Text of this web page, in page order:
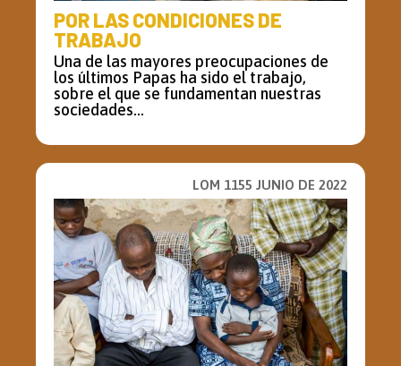
POR LAS CONDICIONES DE
TRABAJO
Una de las mayores preocupaciones de
los últimos Papas ha sido el trabajo,
sobre el que se fundamentan nuestras
sociedades...
LOM 1155 JUNIO DE 2022